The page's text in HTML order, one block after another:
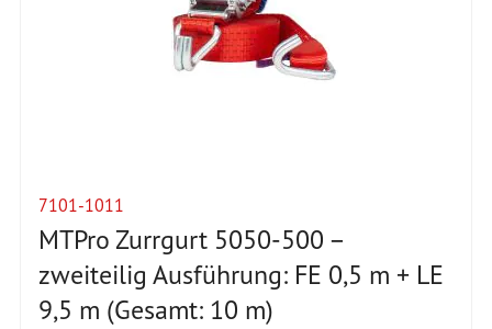
7101-1011
MTPro Zurrgurt 5050-500 –
zweiteilig Ausführung: FE 0,5 m + LE
9,5 m (Gesamt: 10 m)